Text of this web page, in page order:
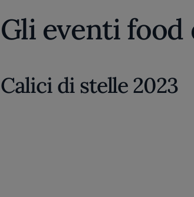
Gli eventi food
Calici di stelle 2023